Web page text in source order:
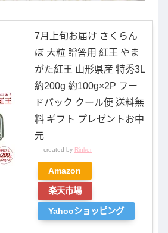
7月上旬お届け さくらん
ぼ 大粒 贈答用 紅王 やま
がた紅王 山形県産 特秀3L
約200g 約100g×2P フー
ドパック クール便 送料無
料 ギフト プレゼントお中
元
created by Rinker
Amazon
楽天市場
Yahooショッピング